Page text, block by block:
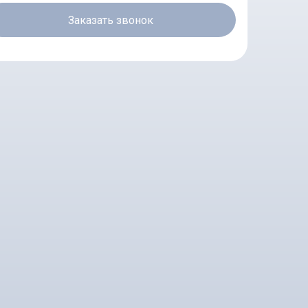
Заказать звонок